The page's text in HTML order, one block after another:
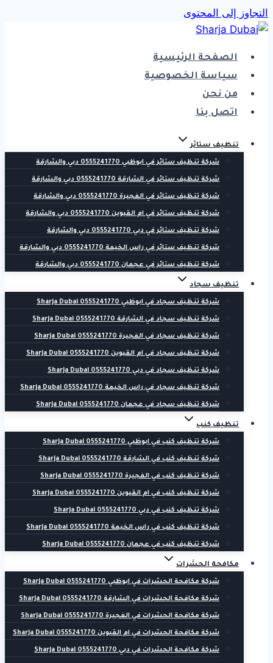
التجاوز إلى المحتوى
الصفحة الرئيسية
سياسة الخصوصية
من نحن
اتصل بنا
تنظيف ستائر
شركة تنظيف ستائر في ابوظبي 0555241770 دبي والشارقة
شركة تنظيف ستائر في الشارقة 0555241770 دبي والشارقة
شركة تنظيف ستائر في الفجيرة 0555241770 دبي والشارقة
شركة تنظيف ستائر في ام القيوين 0555241770 دبي والشارقة
شركة تنظيف ستائر في دبي 0555241770 دبي والشارقة
شركة تنظيف ستائر في راس الخيمة 0555241770 دبي والشارقة
شركة تنظيف ستائر في عجمان 0555241770 دبي والشارقة
تنظيف سجاد
شركة تنظيف سجاد في ابوظبي 0555241770 Sharja Dubai
شركة تنظيف سجاد في الشارقة 0555241770 Sharja Dubai
شركة تنظيف سجاد في الفجيرة 0555241770 Sharja Dubai
شركة تنظيف سجاد في ام القيوين 0555241770 Sharja Dubai
شركة تنظيف سجاد في دبي 0555241770 Sharja Dubai
شركة تنظيف سجاد في راس الخيمة 0555241770 Sharja Dubai
شركة تنظيف سجاد في عجمان 0555241770 Sharja Dubai
تنظيف كنب
شركة تنظيف كنب في ابوظبي 0555241770 Sharja Dubai
شركة تنظيف كنب في الشارقة 0555241770 Sharja Dubai
شركة تنظيف كنب في الفجيرة 0555241770 Sharja Dubai
شركة تنظيف كنب في ام القيوين 0555241770 Sharja Dubai
شركة تنظيف كنب في دبي 0555241770 Sharja Dubai
شركة تنظيف كنب في راس الخيمة 0555241770 Sharja Dubai
شركة تنظيف كنب في عجمان 0555241770 Sharja Dubai
مكافحة الحشرات
شركة مكافحة الحشرات في ابوظبي 0555241770 Sharja Dubai
شركة مكافحة الحشرات في الشارقة 0555241770 Sharja Dubai
شركة مكافحة الحشرات في الفجيرة 0555241770 Sharja Dubai
شركة مكافحة الحشرات في ام القيوين 0555241770 Sharja Dubai
شركة مكافحة الحشرات في دبي 0555241770 Sharja Dubai